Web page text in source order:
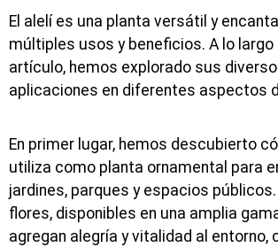
El alelí es una planta versátil y
múltiples usos y beneficios. A lo largo
artículo, hemos explorado sus
aplicaciones en diferentes aspectos
En primer lugar, hemos descubierto
utiliza como planta ornamental para
jardines, parques y espacios
flores, disponibles en una amplia
agregan alegría y vitalidad al entorno,